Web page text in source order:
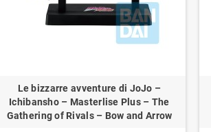
Le bizzarre avventure di JoJo –
Ichibansho – Masterlise Plus – The
Gathering of Rivals – Bow and Arrow